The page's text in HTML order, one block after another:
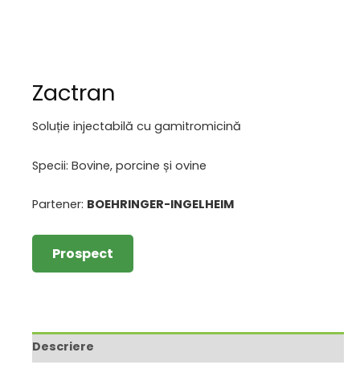
Zactran
Soluție injectabilă cu gamitromicină
Specii: Bovine, porcine și ovine
Partener: BOEHRINGER-INGELHEIM
Prospect
Descriere